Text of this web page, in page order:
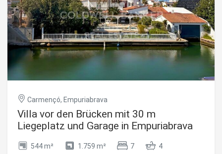
neue, schlüsselfertige Immobilie an der Costa Brava in
Empuriabrava - einem der begehrtesten Reiseziele im Alt
Empordà für den Kauf eines Haupt- oder Zweitwohnsitzes.
#ref:CBLX021030
Carmençó, Empuriabrava
Villa vor den Brücken mit 30 m
Liegeplatz und Garage in Empuriabrava
544 m² 1.759 m² 7 4